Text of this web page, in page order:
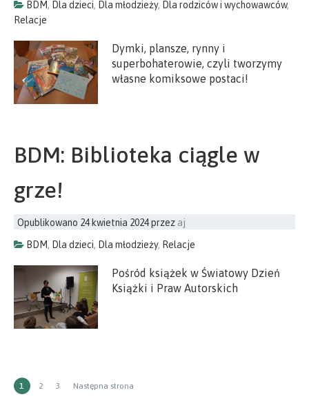
BDM, Dla dzieci, Dla młodzieży, Dla rodziców i wychowawców,
Relacje
Dymki, plansze, rynny i
superbohaterowie, czyli tworzymy
własne komiksowe postaci!
BDM: Biblioteka ciągle w
grze!
Opublikowano 24 kwietnia 2024przez aj
BDM, Dla dzieci, Dla młodzieży, Relacje
Pośród książek w Światowy Dzień
Książki i Praw Autorskich
Stronicowanie
STRONA
1 Strona
2 Strona
3 Następna strona